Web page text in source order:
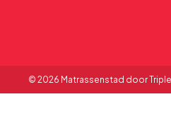
© 2026 Matrassenstad door